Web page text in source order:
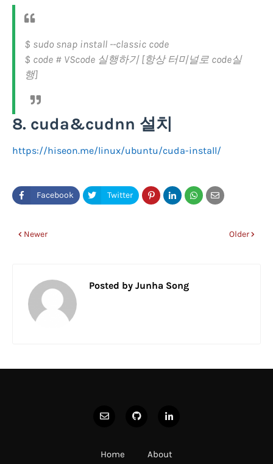
$ sudo snap install --classic code
$ code # VScode 실행하기 [항상 터미널로 code실
행]
8. cuda&cudnn 설치
https://hiseon.me/linux/ubuntu/cuda-install/
Newer Older
Posted by Junha Song
Home About